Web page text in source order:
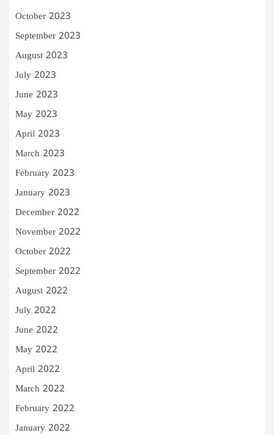
October 2023
September 2023
August 2023
July 2023
June 2023
May 2023
April 2023
March 2023
February 2023
January 2023
December 2022
November 2022
October 2022
September 2022
August 2022
July 2022
June 2022
May 2022
April 2022
March 2022
February 2022
January 2022